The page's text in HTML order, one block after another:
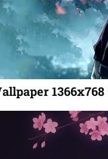
1366x768